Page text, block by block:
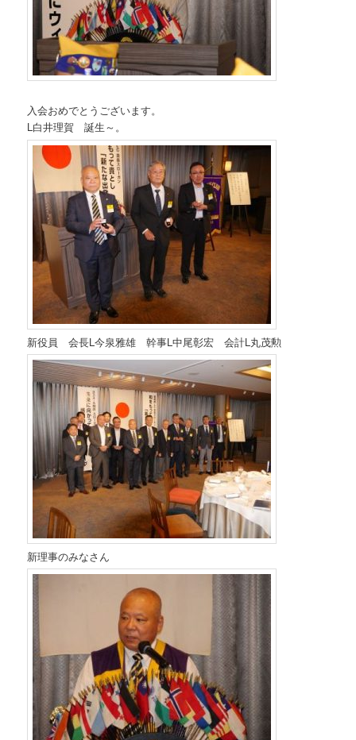
入会おめでとうございます。
L白井理賀 誕生～。
新役員 会長L今泉雅雄 幹事L中尾彰宏 会計L丸茂勲
新理事のみなさん